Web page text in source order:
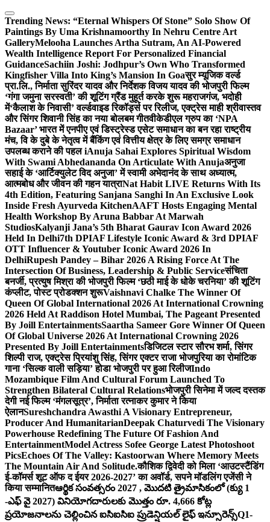
Skip
to
content
Trending News: “Eternal Whispers Of Stone” Solo Show Of
Paintings By Uma Krishnamoorthy In Nehru Centre Art
GalleryMelooha Launches Artha Sutram, An AI-Powered
Wealth Intelligence Report For Personalized Financial
GuidanceSachiin Joshi: Jodhpur’s Own Who Transformed
Kingfisher Villa Into King’s Mansion In Goaसुर म्यूजिक वर्ल्ड
प्रा.लि., निर्माता सुरिंदर यादव और निर्देशक विजय यादव की भोजपुरी फिल्म
‘गंगा जमुना सरस्वती’ की शूटिंग ग्रैंड मुहूर्त करके शुरू महराजगंज, भदोही
में‘कैलाश के निवासी’ वर्ल्डवाइड रिकॉर्ड्स पर रिलीज, एक्ट्रेस माही श्रीवास्तव
और सिंगर शिवानी सिंह का नया बोलबम गीतवीकेडीएल ग्रुप का ‘NPA
Bazaar’ भारत में एनपीए एवं डिस्ट्रेस्ड एसेट समाधान का बन रहा राष्ट्रीय
मंच, वि के दुबे के नेतृत्व में बैंकिंग एवं वित्तीय क्षेत्र के लिए समग्र समाधान
उपलब्ध कराने की पहल iAnuja Sahai Explores Spiritual Wisdom
With Swami Abhedananda On Articulate With Anujaअनुजा
सहाई के ‘आर्टिक्युलेट विद अनुजा’ में स्वामी अभेदानंद के साथ अध्यात्म,
आत्मबोध और जीवन की गहन यात्राNat Habit LIVE Returns With Its
4th Edition, Featuring Sanjana Sanghi In An Exclusive Look
Inside Fresh Ayurveda KitchenAAFT Hosts Engaging Mental
Health Workshop By Aruna Babbar At Marwah
StudiosKalyanji Jana’s 5th Bharat Gaurav Icon Award 2026
Held In Delhi7th DPIAF Lifestyle Iconic Award & 3rd DPIAF
OTT Influencer & Youtuber Iconic Award 2026 In
DelhiRupesh Pandey – Bihar 2026 A Rising Force At The
Intersection Of Business, Leadership & Public Serviceसंचिता
बनर्जी, प्रत्युष मिश्रा की भोजपुरी फिल्म ‘छठी माई के धोके चरनिया’ की शूटिंग
कंप्लीट, पोस्ट प्रोडक्शन शुरूVaishnavi Chalke The Winner Of
Queen Of Global International 2026 At International Crowning
2026 Held At Raddison Hotel Mumbai, The Pageant Presented
By Joill EntertainmentsSaartha Sameer Gore Winner Of Queen
Of Global Universe 2026 At International Crowning 2026
Presented By Joill Entertainmentsडिजिटल स्टार सौरभ शर्मा, सिंगर
शिल्पी राज, एक्ट्रेस प्रियांशु सिंह, सिंगर एक्टर राजा भोजपुरिया का रोमांटिक
गाना ‘सिल्क वाली सड़िया’ होडा भोजपुरी पर हुआ रिलीजIndo
Mozambique Film And Cultural Forum Launched To
Strengthen Bilateral Cultural Relationsभोजपुरी सिनेमा में जल्द दस्तक
देगी नई फिल्म ‘मंगलसूत्र’, निर्माता रत्नाकर कुमार ने किया
ऐलानSureshchandra Awasthi A Visionary Entrepreneur,
Producer And HumanitarianDeepak Chaturvedi The Visionary
Powerhouse Redefining The Future Of Fashion And
EntertainmentModel Actress Sofee George Latest Photoshoot
PicsEchoes Of The Valley: Kastoorwan Where Memory Meets
The Mountain Air And Solitude.कौशिक द्विवेदी को मिला ‘आउटस्टैंडिंग
ई-कॉमर्स शूट ऑफ द ईयर 2026-2027’ का अवॉर्ड, सपने मॉडलिंग एजेंसी ने
किया सम्मानितఆర్థిక సంవత్సరం 2027 , మొదటి త్రైమాసికంలో (క్యు 1
-ఎఫ్ వై 2027) వినియోగదారులకు మొత్తం రూ. 4,666 కోట్ల
ప్రయోజనాలను చెల్లించిన ఐసిఐసిఐ ప్రుడెన్షియల్ లైఫ్ ఇన్సూరెన్స్Q1-